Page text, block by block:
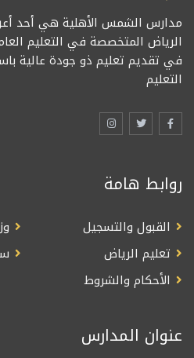
مدارس الشمس الأهلية هي أحد
في تقديم تعليم ذو جودة عالية
التعليم
روابط هامة
القبول والتسجيل
تعليم الرياض
الأحكام والشروط
عنوان المدارس